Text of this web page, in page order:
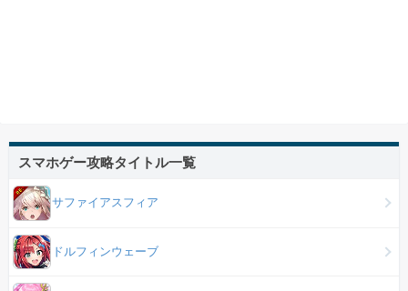
スマホゲー攻略タイトル一覧
サファイアスフィア
ドルフィンウェーブ